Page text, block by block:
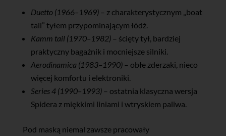
Duetto (1966–1969)– z charakterystycznym „boat
tail” tyłem przypominającym łódź.
Kamm tail (1970–1982)– ścięty tył, bardziej
praktyczny bagażnik i mocniejsze silniki.
Aerodinamica (1983–1990)– obłe zderzaki, nieco
więcej komfortu i elektroniki.
Series 4 (1990–1993)– ostatnia klasyczna wersja
Spidera z miękkimi liniami i wtryskiem paliwa.
Pod maską niemal zawsze pracowały